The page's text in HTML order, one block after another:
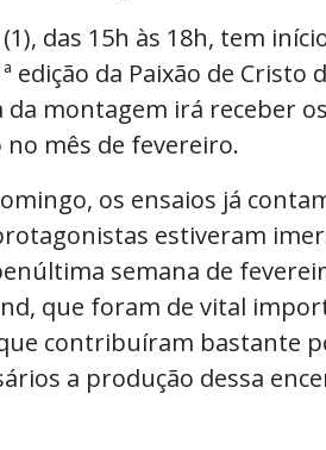
das 15h às 18h, tem
edição da Paixão de Cristo
da montagem irá receber
no mês de fevereiro.
os ensaios já
estiveram
semana de
que foram de vital
contribuíram bastante
a produção dessa